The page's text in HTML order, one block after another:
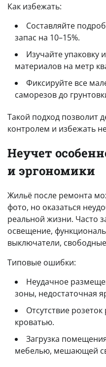
Как избежать:
Составляйте
запас на 10–15%.
Изучайте упаковку
материалов на метр
Фиксируйте все
саморезов до
Такой подход позволит
контролем и избежать
Неучет
и эргономики
Жильё после ремонта
фото, но оказаться
реальной жизни. Часто
освещение,
выключатели,
Типовые ошибки:
Неудачное
зоны, недостаточная
Отсутствие
кроватью.
Загрузка
мебелью, мешающей